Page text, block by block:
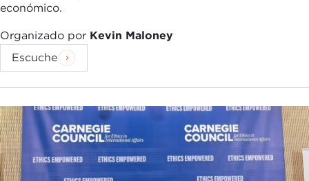
económico.
Organizado por Kevin Maloney
Escuche